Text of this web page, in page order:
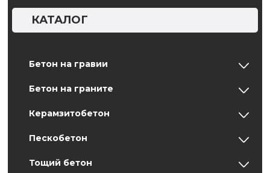
КАТАЛОГ
Бетон на гравии
Бетон на граните
Керамзитобетон
Пескобетон
Тощий бетон